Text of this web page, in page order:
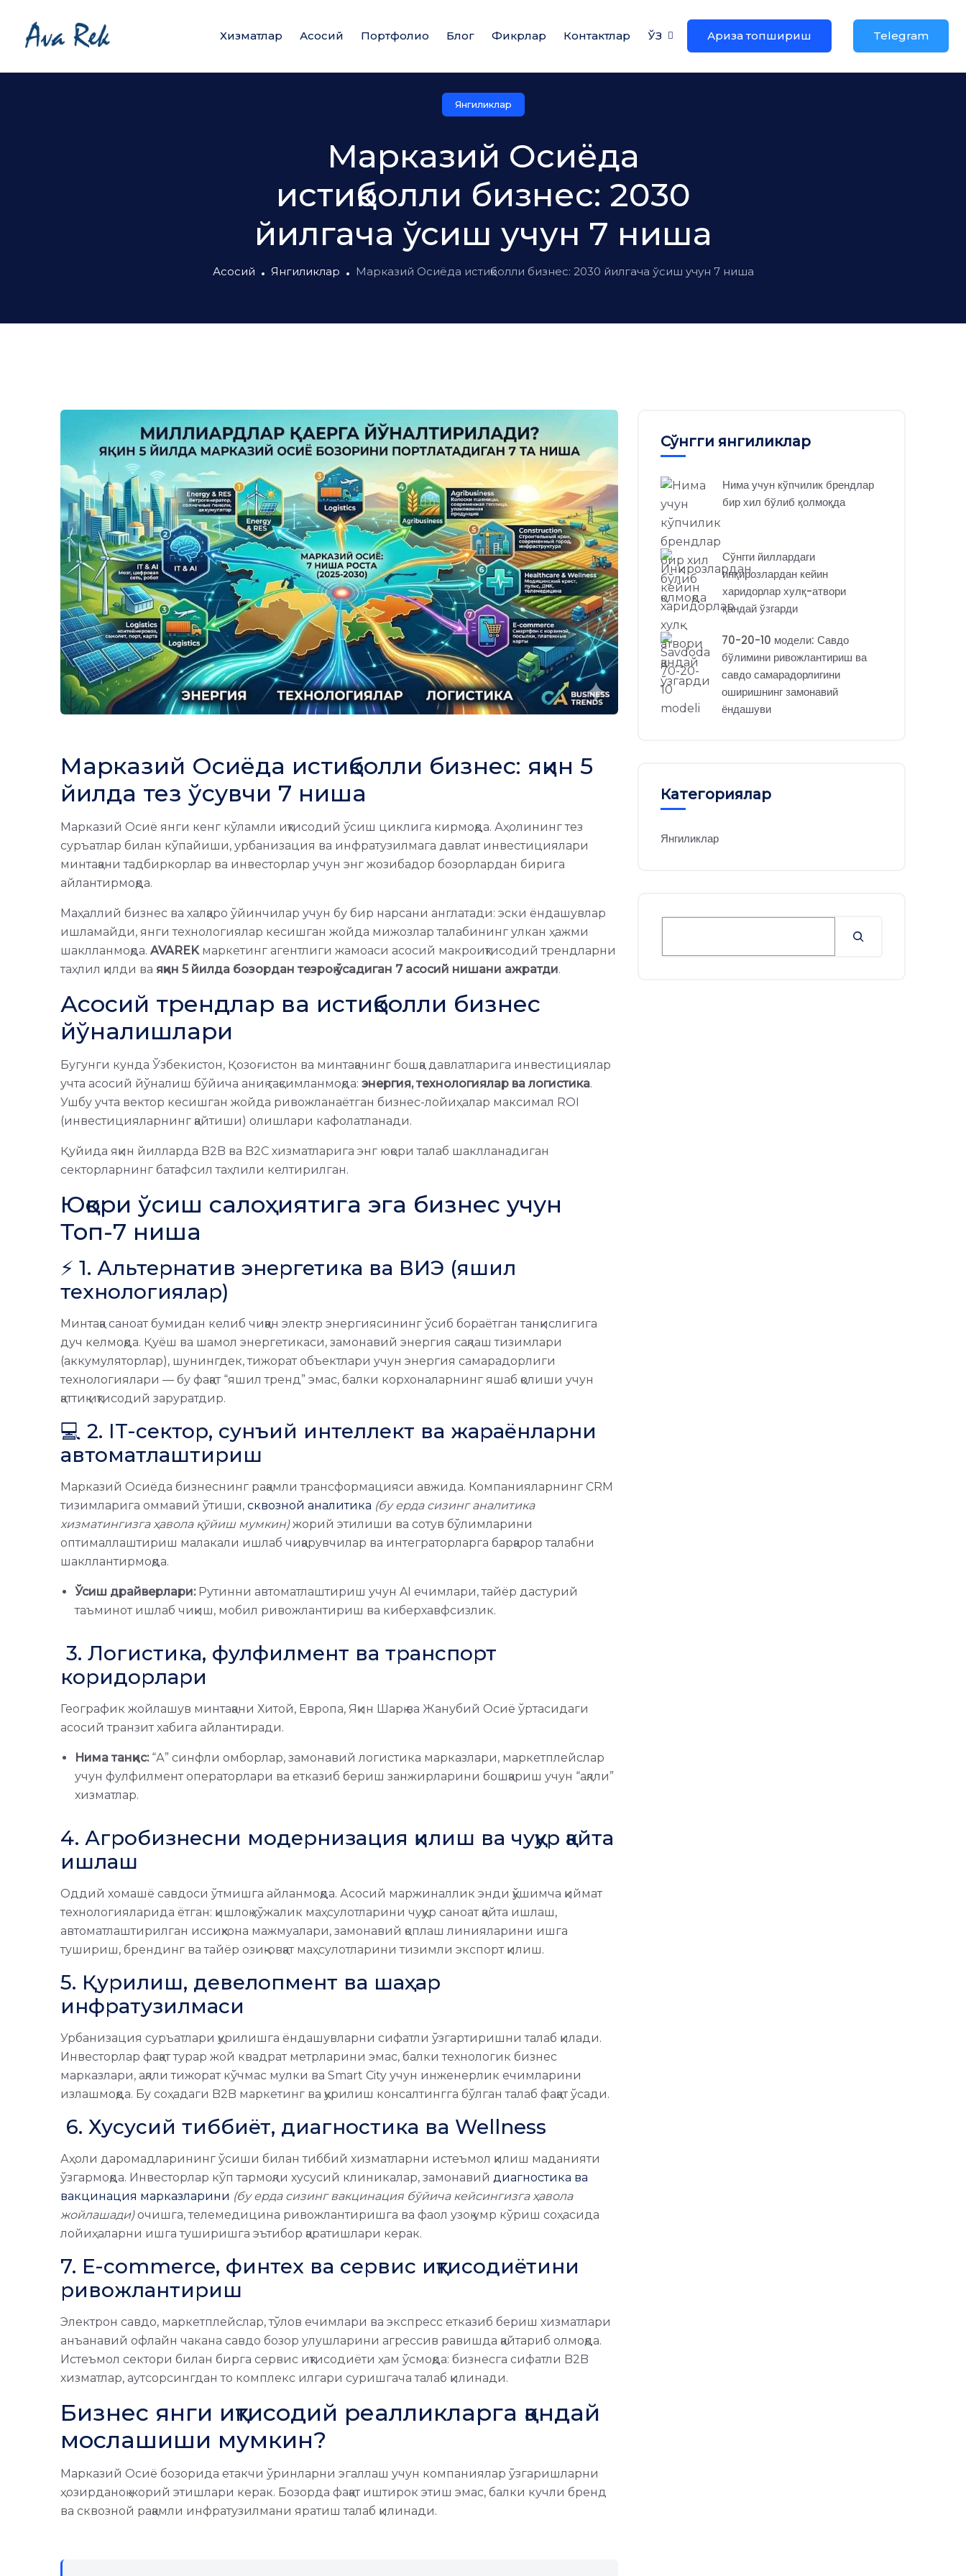
Хизматлар Асосий Портфолио Блог Фикрлар Контактлар ЎЗ Ариза топшириш Telegram
Янгиликлар
Марказий Осиёда
истиқболли бизнес: 2030
йилгача ўсиш учун 7 ниша
Асосий Янгиликлар Марказий Осиёда истиқболли бизнес: 2030 йилгача ўсиш учун 7 ниша
Марказий Осиёда истиқболли бизнес: яқин 5
йилда тез ўсувчи 7 ниша
Марказий Осиё янги кенг кўламли иқтисодий ўсиш циклига кирмоқда. Аҳолининг тез
суръатлар билан кўпайиши, урбанизация ва инфратузилмага давлат инвестициялари
минтақани тадбиркорлар ва инвесторлар учун энг жозибадор бозорлардан бирига
айлантирмоқда.
Маҳаллий бизнес ва халқаро ўйинчилар учун бу бир нарсани англатади: эски ёндашувлар
ишламайди, янги технологиялар кесишган жойда мижозлар талабининг улкан ҳажми
шаклланмоқда. AVAREKмаркетинг агентлиги жамоаси асосий макроиқтисодий трендларни
таҳлил қилди ва яқин 5 йилда бозордан тезроқ ўсадиган 7 асосий нишани ажратди.
Асосий трендлар ва истиқболли бизнес
йўналишлари
Бугунги кунда Ўзбекистон, Қозоғистон ва минтақанинг бошқа давлатларига инвестициялар
учта асосий йўналиш бўйича аниқ тақсимланмоқда: энергия, технологиялар ва логистика.
Ушбу учта вектор кесишган жойда ривожланаётган бизнес-лойиҳалар максимал ROI
(инвестицияларнинг қайтиши) олишлари кафолатланади.
Қуйида яқин йилларда B2B ва B2C хизматларига энг юқори талаб шаклланадиган
секторларнинг батафсил таҳлили келтирилган.
Юқори ўсиш салоҳиятига эга бизнес учун
Топ-7 ниша
⚡ 1. Альтернатив энергетика ва ВИЭ (яшил
технологиялар)
Минтақа саноат бумидан келиб чиққан электр энергиясининг ўсиб бораётган танқислигига
дуч келмоқда. Қуёш ва шамол энергетикаси, замонавий энергия сақлаш тизимлари
(аккумуляторлар), шунингдек, тижорат объектлари учун энергия самарадорлиги
технологиялари — бу фақат “яшил тренд” эмас, балки корхоналарнинг яшаб қолиши учун
қаттиқ иқтисодий заруратдир.
💻 2. IT-сектор, сунъий интеллект ва жараёнларни
автоматлаштириш
Марказий Осиёда бизнеснинг рақамли трансформацияси авжида. Компанияларнинг CRM
тизимларига оммавий ўтиши, сквозной аналитика (бу ерда сизинг аналитика
хизматингизга ҳавола қўйиш мумкин)жорий этилиши ва сотув бўлимларини
оптималлаштириш малакали ишлаб чиқарувчилар ва интеграторларга барқарор талабни
шакллантирмоқда.
Ўсиш драйверлари:Рутинни автоматлаштириш учун AI ечимлари, тайёр дастурий
таъминот ишлаб чиқиш, мобил ривожлантириш ва киберхавфсизлик.
3. Логистика, фулфилмент ва транспорт
коридорлари
Географик жойлашув минтақани Хитой, Европа, Яқин Шарқ ва Жанубий Осиё ўртасидаги
асосий транзит хабига айлантиради.
Нима танқис:“А” синфли омборлар, замонавий логистика марказлари, маркетплейслар
учун фулфилмент операторлари ва етказиб бериш занжирларини бошқариш учун “ақлли”
хизматлар.
4. Агробизнесни модернизация қилиш ва чуқур қайта
ишлаш
Оддий хомашё савдоси ўтмишга айланмоқда. Асосий маржиналлик энди қўшимча қиймат
технологияларида ётган: қишлоқ хўжалик маҳсулотларини чуқур саноат қайта ишлаш,
автоматлаштирилган иссиқхона мажмуалари, замонавий қоплаш линияларини ишга
тушириш, брендинг ва тайёр озиқ-овқат маҳсулотларини тизимли экспорт қилиш.
5. Қурилиш, девелопмент ва шаҳар
инфратузилмаси
Урбанизация суръатлари қурилишга ёндашувларни сифатли ўзгартиришни талаб қилади.
Инвесторлар фақат турар жой квадрат метрларини эмас, балки технологик бизнес
марказлари, ақлли тижорат кўчмас мулки ва Smart City учун инженерлик ечимларини
излашмоқда. Бу соҳадаги B2B маркетинг ва қурилиш консалтингга бўлган талаб фақат ўсади.
6. Хусусий тиббиёт, диагностика ва Wellness
Аҳоли даромадларининг ўсиши билан тиббий хизматларни истеъмол қилиш маданияти
ўзгармоқда. Инвесторлар кўп тармоқли хусусий клиникалар, замонавий диагностика ва
вакцинация марказларини (бу ерда сизинг вакцинация бўйича кейсингизга ҳавола
жойлашади)очишга, телемедицина ривожлантиришга ва фаол узоқ умр кўриш соҳасида
лойиҳаларни ишга туширишга эътибор қаратишлари керак.
7. E-commerce, финтех ва сервис иқтисодиётини
ривожлантириш
Электрон савдо, маркетплейслар, тўлов ечимлари ва экспресс етказиб бериш хизматлари
анъанавий офлайн чакана савдо бозор улушларини агрессив равишда қайтариб олмоқда.
Истеъмол сектори билан бирга сервис иқтисодиёти ҳам ўсмоқда: бизнесга сифатли B2B
хизматлар, аутсорсингдан то комплекс илгари суришгача талаб қилинади.
Бизнес янги иқтисодий реалликларга қандай
мослашиши мумкин?
Марказий Осиё бозорида етакчи ўринларни эгаллаш учун компаниялар ўзгаришларни
ҳозирданоқ жорий этишлари керак. Бозорда фақат иштирок этиш эмас, балки кучли бренд
ва сквозной рақамли инфратузилмани яратиш талаб қилинади.
Сўнгги янгиликлар
Нима учун кўпчилик брендлар
бир хил бўлиб қолмоқда
Сўнгги йиллардаги
инқирозлардан кейин
харидорлар хулқ-атвори
қандай ўзгарди
70-20-10 модели: Савдо
бўлимини ривожлантириш ва
савдо самарадорлигини
оширишнинг замонавий
ёндашуви
Категориялар
Янгиликлар